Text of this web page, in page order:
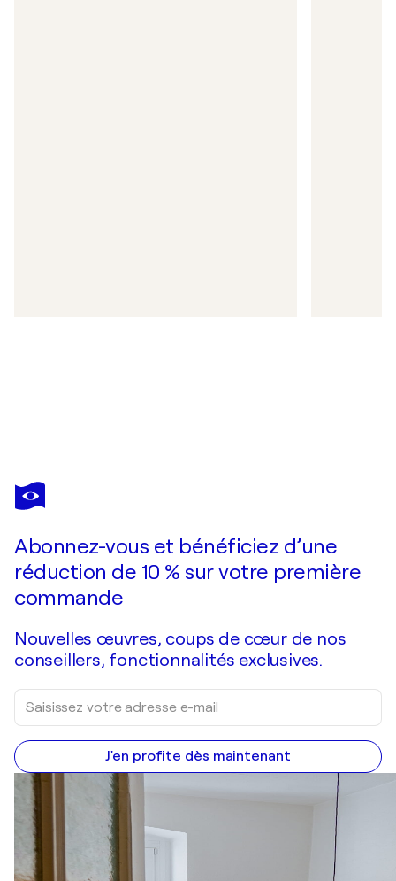
Abonnez-vous et bénéficiez d’une
réduction de 10 % sur votre première
commande
Nouvelles œuvres, coups de cœur de nos
conseillers, fonctionnalités exclusives.
J'en profite dès maintenant